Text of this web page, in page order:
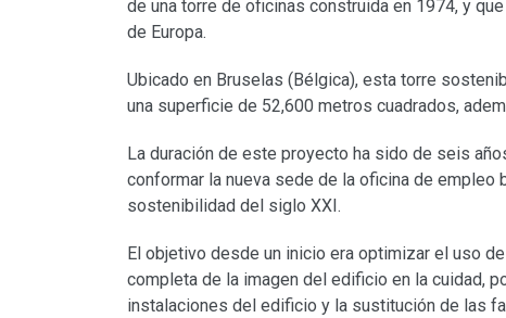
de una torre de oficinas construida en 1974, y
de Europa.
Ubicado en Bruselas (Bélgica), esta torre
una superficie de 52,600 metros cuadrados,
La duración de este proyecto ha sido de seis
conformar la nueva sede de la oficina de
sostenibilidad del siglo XXI.
El objetivo desde un inicio era optimizar el uso
completa de la imagen del edificio en la cuidad,
instalaciones del edificio y la sustitución de las